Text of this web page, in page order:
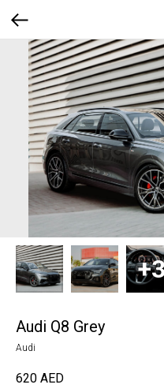
Audi Q8 Grey
Audi
620 AED